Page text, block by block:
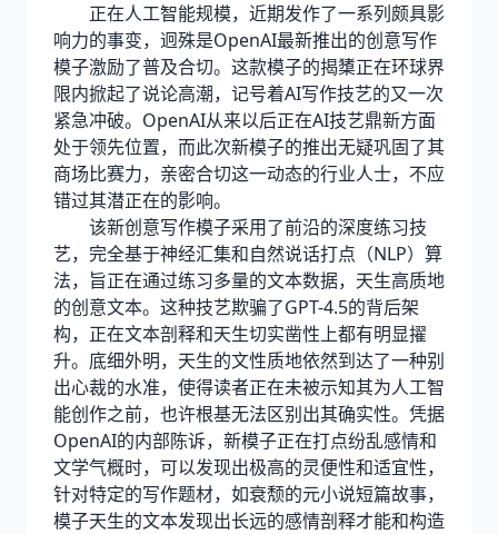
正在人工智能规模，近期发作了一系列颇具影
响力的事变，迥殊是OpenAI最新推出的创意写作
模子激励了普及合切。这款模子的揭橥正在环球界
限内掀起了说论高潮，记号着AI写作技艺的又一次
紧急冲破。OpenAI从来以后正在AI技艺鼎新方面
处于领先位置，而此次新模子的推出无疑巩固了其
商场比赛力，亲密合切这一动态的行业人士，不应
错过其潜正在的影响。
该新创意写作模子采用了前沿的深度练习技
艺，完全基于神经汇集和自然说话打点（NLP）算
法，旨正在通过练习多量的文本数据，天生高质地
的创意文本。这种技艺欺骗了GPT-4.5的背后架
构，正在文本剖释和天生切实凿性上都有明显擢
升。底细外明，天生的文性质地依然到达了一种别
出心裁的水准，使得读者正在未被示知其为人工智
能创作之前，也许根基无法区别出其确实性。凭据
OpenAI的内部陈诉，新模子正在打点纷乱感情和
文学气概时，可以发现出极高的灵便性和适宜性，
针对特定的写作题材，如衰颓的元小说短篇故事，
模子天生的文本发现出长远的感情剖释才能和构造